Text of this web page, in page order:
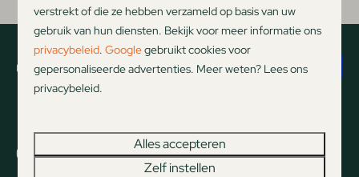
Veilig betalen
Contact
verstrekt of die ze hebben verzameld op basis van uw
gebruik van hun diensten. Bekijk voor meer informatie ons
privacybeleid.Googlegebruikt cookies voor
gepersonaliseerde advertenties. Meer weten? Lees ons
privacybeleid.
Alles accepteren
Zelf instellen